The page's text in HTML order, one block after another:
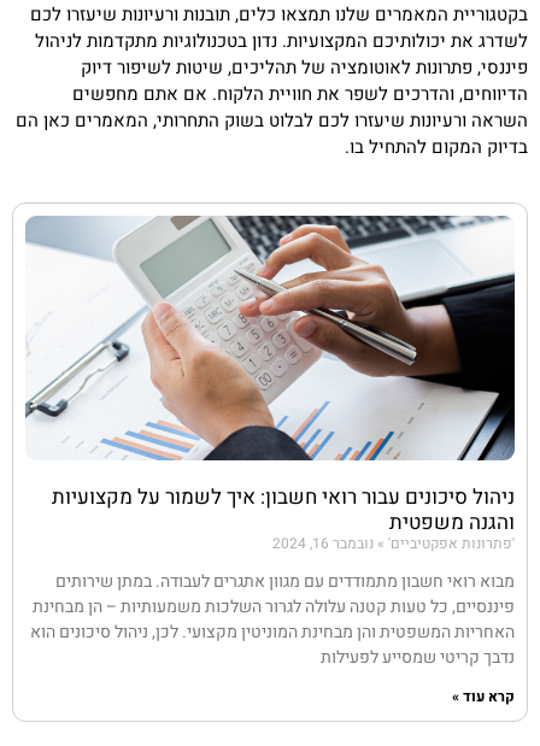
בקטגוריית המאמרים שלנו תמצאו כלים, תובנות ורעיונות שיעזרו לכם
לשדרג את יכולותיכם המקצועיות. נדון בטכנולוגיות מתקדמות לניהול
פיננסי, פתרונות לאוטומציה של תהליכים, שיטות לשיפור דיוק
הדיווחים, והדרכים לשפר את חוויית הלקוח. אם אתם מחפשים
השראה ורעיונות שיעזרו לכם לבלוט בשוק התחרותי, המאמרים כאן הם
בדיוק המקום להתחיל בו.
ניהול סיכונים עבור רואי חשבון: איך לשמור על מקצועיות
והגנה משפטית
'פתרונות אפקטיביים' נובמבר 16, 2024
מבוא רואי חשבון מתמודדים עם מגוון אתגרים לעבודה. במתן שירותים
פיננסיים, כל טעות קטנה עלולה לגרור השלכות משמעותיות – הן מבחינת
האחריות המשפטית והן מבחינת המוניטין מקצועי. לכן, ניהול סיכונים הוא
נדבך קריטי שמסייע לפעילות
קרא עוד »